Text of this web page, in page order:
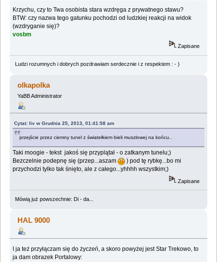
Krzychu, czy to Twa osobista stara wzdręga z prywatnego stawu?
BTW: czy nazwa tego gatunku pochodzi od ludzkiej reakcji na widok
(wzdryganie się)?
vosbm
Zapisane
Ludzi rozumnych i dobrych pozdrawiam serdecznie i z respektem : - )
olkapolka
YaBB Administrator
Cytat: liv w Grudnia 25, 2013, 01:41:58 am
przejście przez ciemny tunel z światełkiem bieli muszlowej na końcu..
Taki moogie - tekst jakoś się przyplątał - o zatkanym tunelu;)
Bezczelnie podepnę się (przep...aszam
) pod tę rybkę...bo mi
przychodzi tylko tak śnięto, ale z całego...yhhhh wszystkim;)
Zapisane
Mówią już powszechnie: Di - da...
HAL 9000
I ja też przyłączam się do życzeń, a skoro powyżej jest Star Trekowo, to
ja dam obrazek Portalowy: